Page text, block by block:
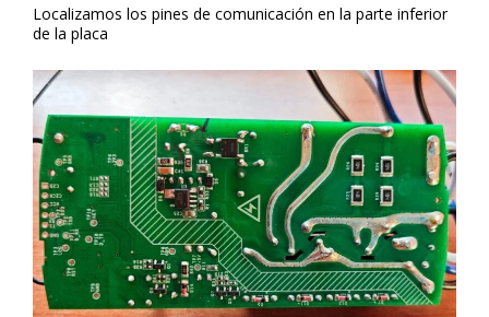
Localizamos los pines de comunicación en la parte inferior
de la placa